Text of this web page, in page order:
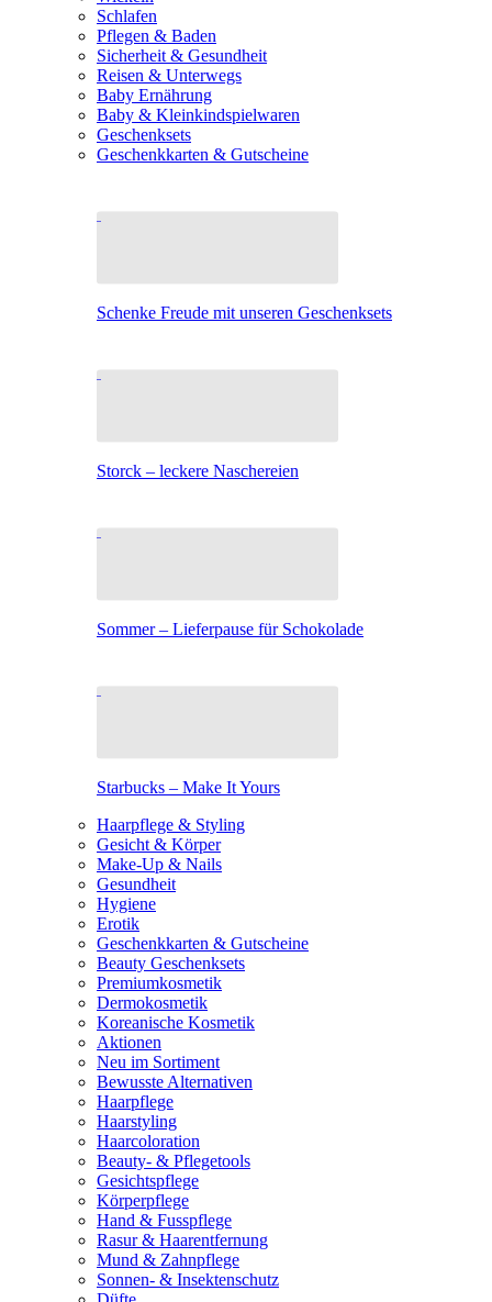
Schlafen
Pflegen & Baden
Sicherheit & Gesundheit
Reisen & Unterwegs
Baby Ernährung
Baby & Kleinkindspielwaren
Geschenksets
Geschenkkarten & Gutscheine
Schenke Freude mit unseren Geschenksets
Storck – leckere Naschereien
Sommer – Lieferpause für Schokolade
Starbucks – Make It Yours
Haarpflege & Styling
Gesicht & Körper
Make-Up & Nails
Gesundheit
Hygiene
Erotik
Geschenkkarten & Gutscheine
Beauty Geschenksets
Premiumkosmetik
Dermokosmetik
Koreanische Kosmetik
Aktionen
Neu im Sortiment
Bewusste Alternativen
Haarpflege
Haarstyling
Haarcoloration
Beauty- & Pflegetools
Gesichtspflege
Körperpflege
Hand & Fusspflege
Rasur & Haarentfernung
Mund & Zahnpflege
Sonnen- & Insektenschutz